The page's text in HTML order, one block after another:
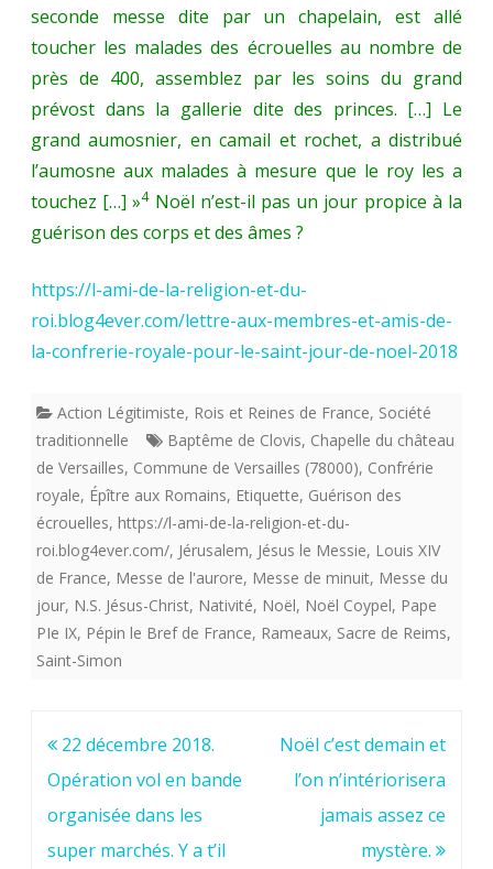
seconde messe dite par un chapelain, est allé
toucher les malades des écrouelles au nombre de
près de 400, assemblez par les soins du grand
prévost dans la gallerie dite des princes. […] Le
grand aumosnier, en camail et rochet, a distribué
l’aumosne aux malades à mesure que le roy les a
touchez […] »4Noël n’est-il pas un jour propice à la
guérison des corps et des âmes ?
https://l-ami-de-la-religion-et-du-
roi.blog4ever.com/lettre-aux-membres-et-amis-de-
la-confrerie-royale-pour-le-saint-jour-de-noel-2018
Action Légitimiste, Rois et Reines de France, Société
traditionnelle
Baptême de Clovis, Chapelle du château
de Versailles, Commune de Versailles (78000), Confrérie
royale, Épître aux Romains, Etiquette, Guérison des
écrouelles, https://l-ami-de-la-religion-et-du-
roi.blog4ever.com/, Jérusalem, Jésus le Messie, Louis XIV
de France, Messe de l'aurore, Messe de minuit, Messe du
jour, N.S. Jésus-Christ, Nativité, Noël, Noël Coypel, Pape
PIe IX, Pépin le Bref de France, Rameaux, Sacre de Reims,
Saint-Simon
Navigation
de
l’article
22 décembre 2018.
Opération vol en bande
organisée dans les
super marchés. Y a t’il
Noël c’est demain et
l’on n’intériorisera
jamais assez ce
mystère.